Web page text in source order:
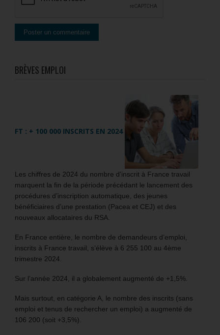
BRÈVES EMPLOI
FT : + 100 000 INSCRITS EN 2024
Les chiffres de 2024 du nombre d’inscrit à France travail
marquent la fin de la période précédant le lancement des
procédures d’inscription automatique, des jeunes
bénéficiaires d’une prestation (Pacea et CEJ) et des
nouveaux allocataires du RSA.
En France entière, le nombre de demandeurs d’emploi,
inscrits à France travail, s’élève à 6 255 100 au 4ème
trimestre 2024.
Sur l’année 2024, il a globalement augmenté de +1,5%.
Mais surtout, en catégorie A, le nombre des inscrits (sans
emploi et tenus de rechercher un emploi) a augmenté de
106 200 (soit +3,5%).